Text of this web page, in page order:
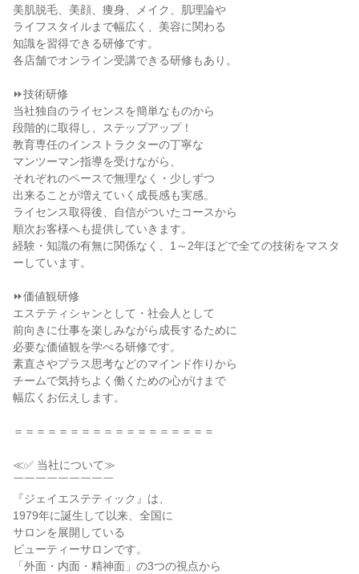
美肌脱毛、美顔、痩身、メイク、肌理論や
ライフスタイルまで幅広く、美容に関わる
知識を習得できる研修です。
各店舗でオンライン受講できる研修もあり。
⏩技術研修
当社独自のライセンスを簡単なものから
段階的に取得し、ステップアップ！
教育専任のインストラクターの丁寧な
マンツーマン指導を受けながら、
それぞれのペースで無理なく・少しずつ
出来ることが増えていく成長感も実感。
ライセンス取得後、自信がついたコースから
順次お客様へも提供していきます。
経験・知識の有無に関係なく、1～2年ほどで全ての技術をマスタ
ーしています。
⏩価値観研修
エステティシャンとして・社会人として
前向きに仕事を楽しみながら成長するために
必要な価値観を学べる研修です。
素直さやプラス思考などのマインド作りから
チームで気持ちよく働くための心がけまで
幅広くお伝えします。
＝＝＝＝＝＝＝＝＝＝＝＝＝＝＝＝＝＝
≪✅ 当社について≫
￣￣￣￣￣￣￣￣￣
『ジェイエステティック』は、
1979年に誕生して以来、全国に
サロンを展開している
ビューティーサロンです。
「外面・内面・精神面」の3つの視点から